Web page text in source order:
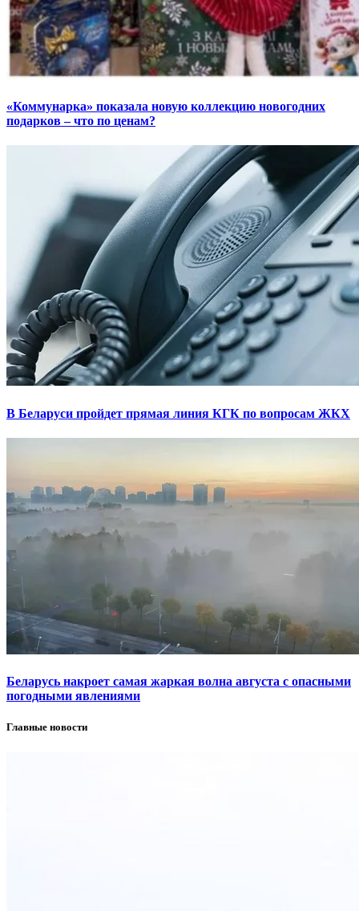
«Коммунарка» показала новую коллекцию новогодних
подарков – что по ценам?
В Беларуси пройдет прямая линия КГК по вопросам ЖКХ
Беларусь накроет самая жаркая волна августа с опасными
погодными явлениями
Главные новости